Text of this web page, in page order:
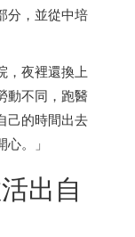
分，並從中培
，夜裡還換上
動不同，跑醫
己的時間出去
。」
出自